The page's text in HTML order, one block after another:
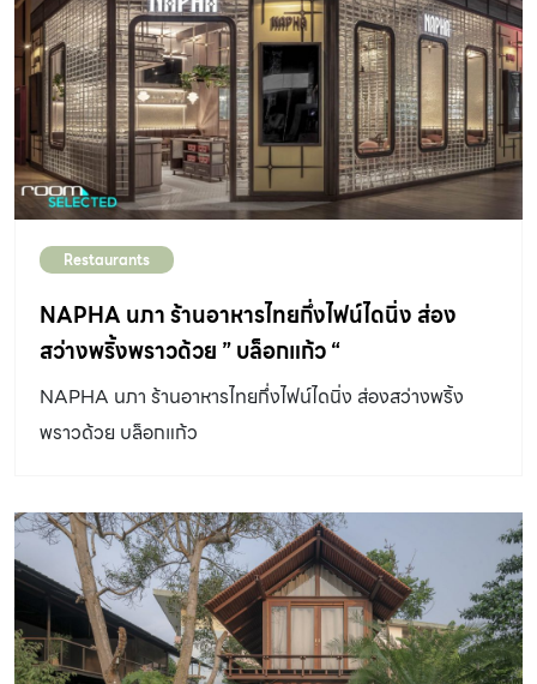
คราว ภายใต้บริบทของความเป็นบ้านตึกแถวที่มีความแคบลึก
และทำเลที่ต้องหันหน้ารับแดดบ่ายทางทิศตะวันตกเฉียงเหนือ
จากปัญหาความร้อน และพื้นที่คับแคบดังกล่าว จึงนำมาสู่การ
ออกแบบเพื่อแก้ไขช่วยปรับเปลี่ยนบ้านให้น่าอยู่ มีพื้นที่เพียง
พอต่อการใช้งาน ทั้งยังต้องระบายอากาศ และรับแสงสว่างได้
อย่างดี T H I A architecture จึงพยายามกำหนดทิศทาง
ฝันอย่างที่ต้องการ เริ่มตั้งแต่หน้าบ้านที่แบ่งความต่างของ
แพตเทิร์นเปลือกอาคารเป็น 2 ส่วน ส่วนแรกแบ่งเป็นส่วนของ
ประตูบ้านที่กรุด้านหลังโครงเหล็กสีขาวด้วยแผงเหล็กเจาะรู
สำหรับพรางสายตาจากคนที่เดินผ่านไปมา แต่ยังยอมให้แสง
และอากาศไหลผ่านเข้ามาด้านในได้ ส่วนข้างบนเป็นโครงสร้าง
ระแนงเหล็กแนวตั้งที่ยึดกับโครงสร้างเดิม ออกแบบให้สูงจรด
ธรรมชาติที่ทั้งสวยงาม บดบังสายตา ป้องกันแสงแดด และ
ความร้อนได้ในอนาคต จากพื้นที่ระหว่างประตูเหล็กหน้าบ้าน
ก่อนเข้าถึงพื้นที่ด้านใน ผู้ออกแบบได้เว้นช่องว่าง หรือลานเล็ก
ๆ ไว้ให้แสงและอากาศสามารถไหลเวียนเข้าสู่พื้นที่ชั้น 1 ซึ่ง
ประกอบด้วยส่วนนั่งเล่น ครัว และพื้นที่รับประทานอาหาร ก่อน
Restaurants
NAPHA นภา ร้านอาหารไทยกึ่งไฟน์ไดนิ่ง ส่อง
สว่างพริ้งพราวด้วย ” บล็อกแก้ว “
NAPHA นภา ร้านอาหารไทยกึ่งไฟน์ไดนิ่ง ส่องสว่างพริ้ง
พราวด้วย บล็อกแก้ว